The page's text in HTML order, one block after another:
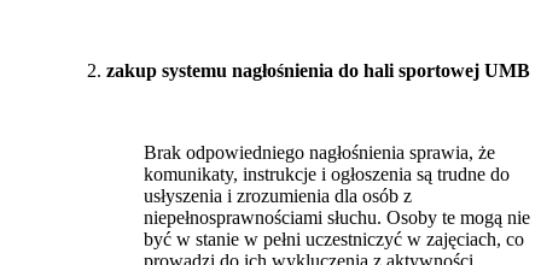
zakup systemu nagłośnienia do hali sportowej UMB
Brak odpowiedniego nagłośnienia sprawia, że
komunikaty, instrukcje i ogłoszenia są trudne do
usłyszenia i zrozumienia dla osób z
niepełnosprawnościami słuchu. Osoby te mogą nie
być w stanie w pełni uczestniczyć w zajęciach, co
prowadzi do ich wykluczenia z aktywności